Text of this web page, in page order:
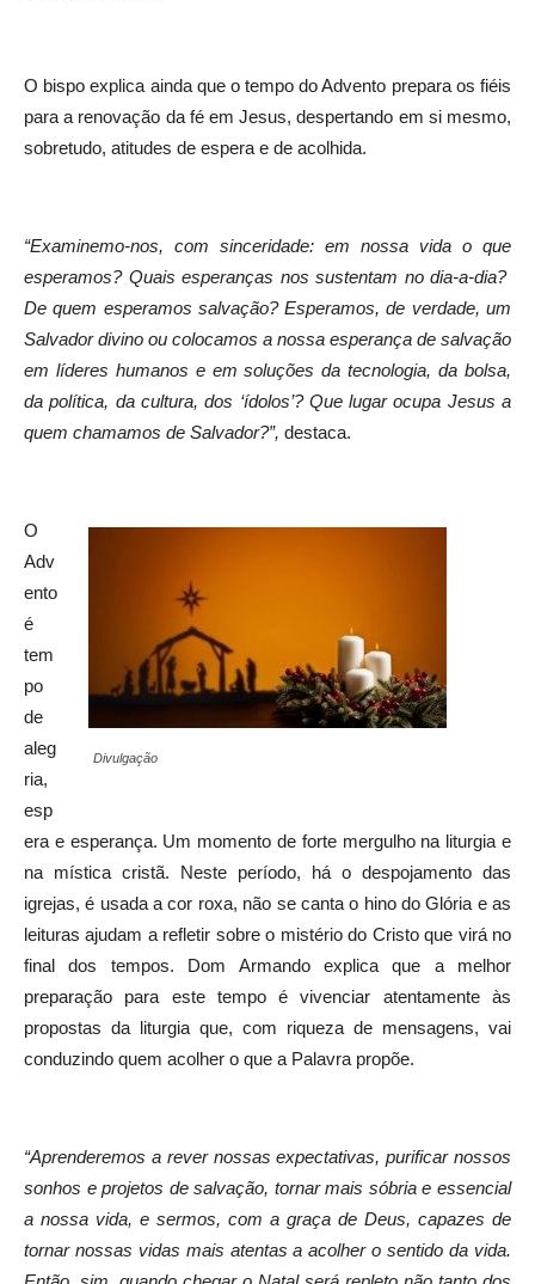
O bispo explica ainda que o tempo do Advento prepara os fiéis
para a renovação da fé em Jesus, despertando em si mesmo,
sobretudo, atitudes de espera e de acolhida.
“Examinemo-nos, com sinceridade: em nossa vida o que
esperamos? Quais esperanças nos sustentam no dia-a-dia?
De quem esperamos salvação? Esperamos, de verdade, um
Salvador divino ou colocamos a nossa esperança de salvação
em líderes humanos e em soluções da tecnologia, da bolsa,
da política, da cultura, dos ‘ídolos’? Que lugar ocupa Jesus a
quem chamamos de Salvador?”, destaca.
Divulgação
O
Adv
ento
é
tem
po
de
aleg
ria,
esp
era e esperança. Um momento de forte mergulho na liturgia e
na mística cristã. Neste período, há o despojamento das
igrejas, é usada a cor roxa, não se canta o hino do Glória e as
leituras ajudam a refletir sobre o mistério do Cristo que virá no
final dos tempos. Dom Armando explica que a melhor
preparação para este tempo é vivenciar atentamente às
propostas da liturgia que, com riqueza de mensagens, vai
conduzindo quem acolher o que a Palavra propõe.
“Aprenderemos a rever nossas expectativas, purificar nossos
sonhos e projetos de salvação, tornar mais sóbria e essencial
a nossa vida, e sermos, com a graça de Deus, capazes de
tornar nossas vidas mais atentas a acolher o sentido da vida.